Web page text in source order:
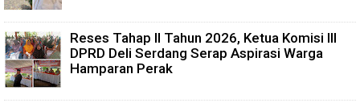
Reses Tahap II Tahun 2026, Ketua Komisi III
DPRD Deli Serdang Serap Aspirasi Warga
Hamparan Perak